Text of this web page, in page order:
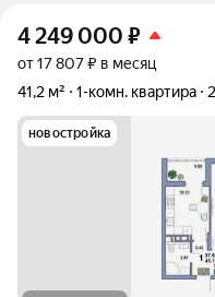
4 249 000 ₽
от 17 807 ₽ в месяц
41,2 м²
1-комн. квартира
новостройка